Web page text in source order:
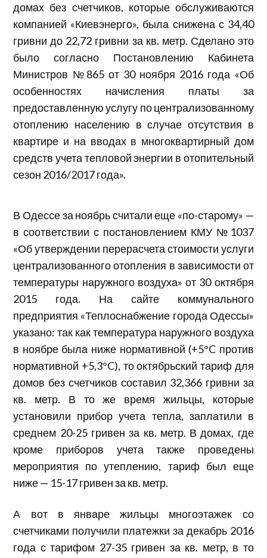
домах без счетчиков, которые обслуживаются
компанией «Киевэнерго», была снижена с 34,40
гривни до 22,72 гривни за кв. метр. Сделано это
было согласно Постановлению Кабинета
Министров №865 от 30 ноября 2016 года «Об
особенностях начисления платы за
предоставленную услугу по централизованному
отоплению населению в случае отсутствия в
квартире и на вводах в многоквартирный дом
средств учета тепловой энергии в отопительный
сезон 2016/2017 года».
В Одессе за ноябрь считали еще «по-старому» —
в соответствии с постановлением КМУ №1037
«Об утверждении перерасчета стоимости услуги
централизованного отопления в зависимости от
температуры наружного воздуха» от 30 октября
2015 года. На сайте коммунального
предприятия «Теплоснабжение города Одессы»
указано: так как температура наружного воздуха
в ноябре была ниже нормативной (+5°C против
нормативной +5,3°C), то октябрьский тариф для
домов без счетчиков составил 32,366 гривни за
кв. метр. В то же время жильцы, которые
установили прибор учета тепла, заплатили в
среднем 20-25 гривен за кв. метр. В домах, где
кроме приборов учета также проведены
мероприятия по утеплению, тариф был еще
ниже — 15-17 гривен за кв. метр.
А вот в январе жильцы многоэтажек со
счетчиками получили платежки за декабрь 2016
года с тарифом 27-35 гривен за кв. метр, в то